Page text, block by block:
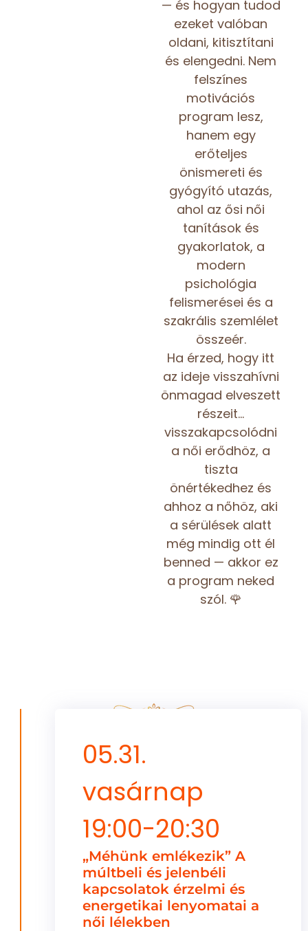
— és hogyan tudod
ezeket valóban
oldani, kitisztítani
és elengedni. Nem
felszínes
motivációs
program lesz,
hanem egy
erőteljes
önismereti és
gyógyító utazás,
ahol az ősi női
tanítások és
gyakorlatok, a
modern
psichológia
felismerései és a
szakrális szemlélet
összeér.
Ha érzed, hogy itt
az ideje visszahívni
önmagad elveszett
részeit…
visszakapcsolódni
a női erődhöz, a
tiszta
önértékedhez és
ahhoz a nőhöz, aki
a sérülések alatt
még mindig ott él
benned — akkor ez
a program neked
szól. 🌹
05.31.
vasárnap
19:00-20:30
„Méhünk emlékezik” A
múltbeli és jelenbéli
kapcsolatok érzelmi és
energetikai lenyomatai a
női lélekben